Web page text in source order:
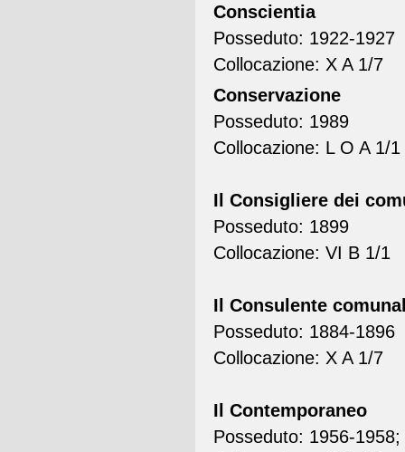
Conscientia
Posseduto: 1922-1927
Collocazione: X A 1/7
Conservazione
Posseduto: 1989
Collocazione: L O A 1/1
Il Consigliere dei
Posseduto: 1899
Collocazione: VI B 1/1
Il Consulente
Posseduto: 1884-1896
Collocazione: X A 1/7
Il Contemporaneo
Posseduto: 1956-